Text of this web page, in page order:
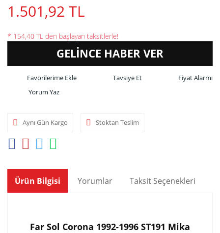
1.501,92 TL
* 154,40 TL den başlayan taksitlerle!
GELİNCE HABER VER
Tavsiye Et
Fiyat Alarmı
Yorum Yaz
Aynı Gün Kargo Stoktan Teslim
Ürün Bilgisi Yorumlar Taksit Seçenekleri
Far Sol Corona 1992-1996 ST191 Mika